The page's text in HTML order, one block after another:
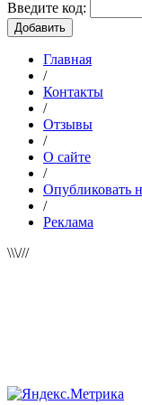
Введите код:
Главная
/
Контакты
/
Отзывы
/
О сайте
/
Опубликовать
/
Реклама
\\\///